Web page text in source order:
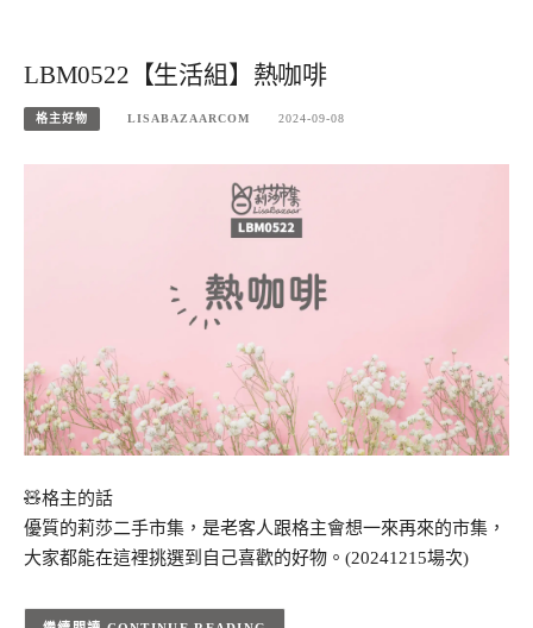
LBM0522【生活組】熱咖啡
格主好物 LISABAZAARCOM 2024-09-08
🧸格主的話
優質的莉莎二手市集，是老客人跟格主會想一來再來的市集，
大家都能在這裡挑選到自己喜歡的好物。(20241215場次)